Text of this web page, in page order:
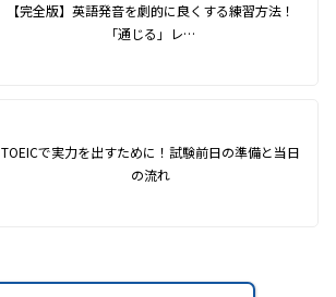
【完全版】英語発音を劇的に良くする練習方法！
「通じる」レ…
TOEICで実力を出すために！試験前日の準備と当日
の流れ